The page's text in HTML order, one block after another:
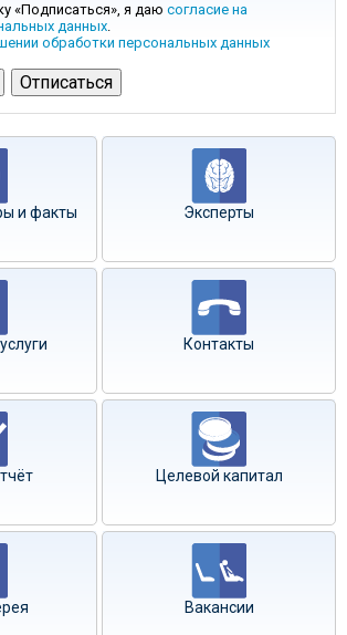
«Подписаться», я даю согласие на
данных.
обработки персональных данных
и факты Эксперты
Контакты
Целевой капитал
Вакансии